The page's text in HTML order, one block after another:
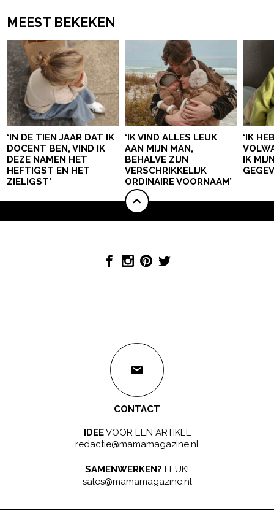
MEEST BEKEKEN
‘IN DE TIEN JAAR DAT IK
DOCENT BEN, VIND IK
DEZE NAMEN HET
HEFTIGST EN HET
ZIELIGST’
‘IK VIND ALLES LEUK
AAN MIJN MAN,
BEHALVE ZIJN
VERSCHRIKKELIJK
ORDINAIRE VOORNAAM’
‘IK
IK
CONTACT
IDEEVOOR EEN ARTIKEL
redactie@mamamagazine.nl
SAMENWERKEN? LEUK!
sales@mamamagazine.nl